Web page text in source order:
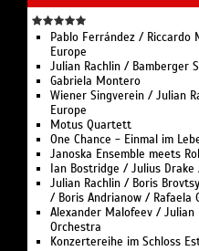
Pablo Ferrández / Riccardo
Europe
Julian Rachlin / Bamberger
Gabriela Montero
Wiener Singverein / Julian
Europe
Motus Quartett
One Chance - Einmal im
Janoska Ensemble meets
Ian Bostridge / Julius
Julian Rachlin / Boris
/ Boris Andrianow / Rafaela
Alexander Malofeev / Julian
Orchestra
Konzertereihe im Schloss